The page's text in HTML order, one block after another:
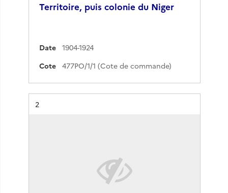
Territoire, puis colonie du Niger
Date
1904-1924
Cote
477PO/1/1 (Cote de commande)
Résultat n°
2